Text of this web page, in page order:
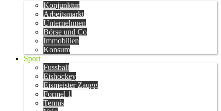
Konjunktur
Arbeitsmarkt
Unternehmen
Börse und Co
Immobilien
Konsum
Sport
Fussball
Eishockey
Eismeister Zaugg
Formel 1
Tennis